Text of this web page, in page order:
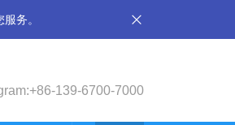
务。
139-6700-7000